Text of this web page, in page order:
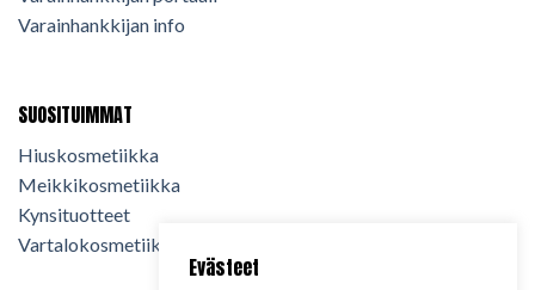
Varainhankkijan info
SUOSITUIMMAT
Hiuskosmetiikka
Meikkikosmetiikka
Kynsituotteet
Vartalokosmetiikka
Evästeet